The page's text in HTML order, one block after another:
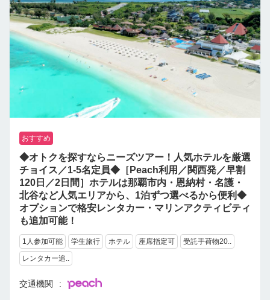
おすすめ
◆オトクを探すならニーズツアー！人気ホテルを厳選
チョイス／1-5名定員◆［Peach利用／関西発／早割
120日／2日間］ホテルは那覇市内・恩納村・名護・
北谷など人気エリアから、1泊ずつ選べるから便利◆
オプションで格安レンタカー・マリンアクティビティ
も追加可能！
1人参加可能 学生旅行 ホテル 座席指定可
受託手荷物20..
レンタカー追..
交通機関